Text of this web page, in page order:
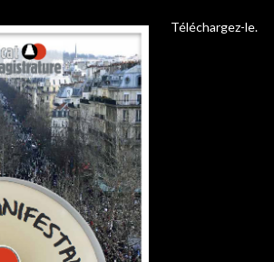
Téléchargez-le.